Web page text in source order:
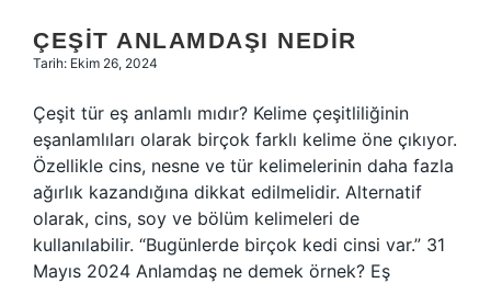
ÇEŞIT ANLAMDAŞI NEDIR
Tarih: Ekim 26, 2024
Çeşit tür eş anlamlı mıdır? Kelime çeşitliliğinin
eşanlamlıları olarak birçok farklı kelime öne çıkıyor.
Özellikle cins, nesne ve tür kelimelerinin daha fazla
ağırlık kazandığına dikkat edilmelidir. Alternatif
olarak, cins, soy ve bölüm kelimeleri de
kullanılabilir. “Bugünlerde birçok kedi cinsi var.” 31
Mayıs 2024 Anlamdaş ne demek örnek? Eş